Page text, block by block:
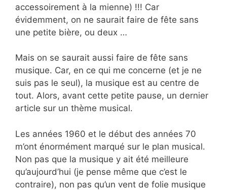
accessoirement à la mienne) !!! Car
évidemment, on ne saurait faire de fête sans
une petite bière, ou deux …
Mais on se saurait aussi faire de fête sans
musique. Car, en ce qui me concerne (et je ne
suis pas le seul), la musique est au centre de
tout. Alors, avant cette petite pause, un dernier
article sur un thème musical.
Les années 1960 et le début des années 70
m’ont énormément marqué sur le plan musical.
Non pas que la musique y ait été meilleure
qu’aujourd’hui (je pense même que c’est le
contraire), non pas qu’un vent de folie musique